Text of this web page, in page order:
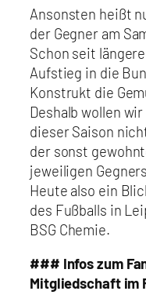
Ansonsten heißt
der Gegner am
Schon seit
Aufstieg in die
Konstrukt die
Deshalb wollen
dieser Saison
der sonst
jeweiligen
Heute also ein
des Fußballs in
BSG Chemie.
### Infos zum
Mitgliedschaft im